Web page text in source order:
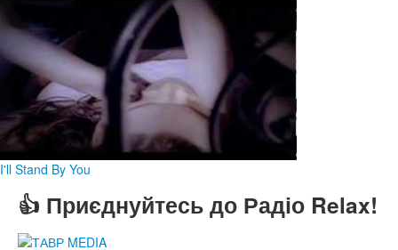
I'll Stand By You
👍 Приєднуйтесь до Радіо Relax!